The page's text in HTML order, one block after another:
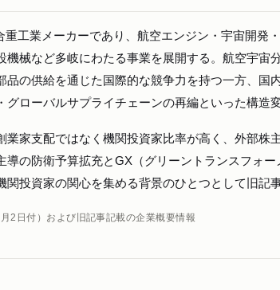
重工業メーカーであり、航空エンジン・宇宙開発
機械など多岐にわたる事業を展開する。航空宇宙
品の供給を通じた国際的な競争力を持つ一方、国
グローバルサプライチェーンの再編といった構造
業家支配ではなく機関投資家比率が高く、外部株
導の防衛予算拡充とGX（グリーントランスフォ
関投資家の関心を集める背景のひとつとして旧記
2日付）および旧記事記載の企業概要情報